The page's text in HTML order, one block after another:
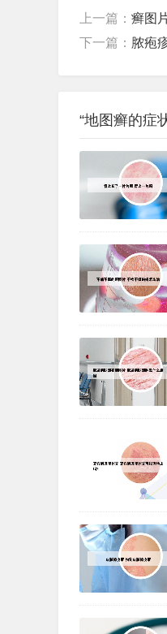
上一篇： 癣图
下一篇： 脓疱
“地图癣的症